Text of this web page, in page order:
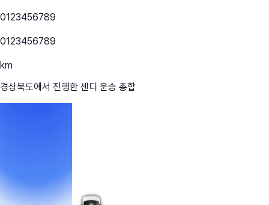
0123456789
0123456789
km
경상북도에서 진행한 센디 운송 총합